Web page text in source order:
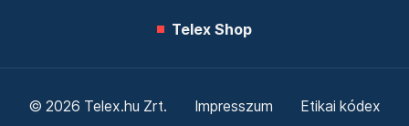
Telex Shop
© 2026 Telex.hu Zrt. Impresszum Etikai kódex